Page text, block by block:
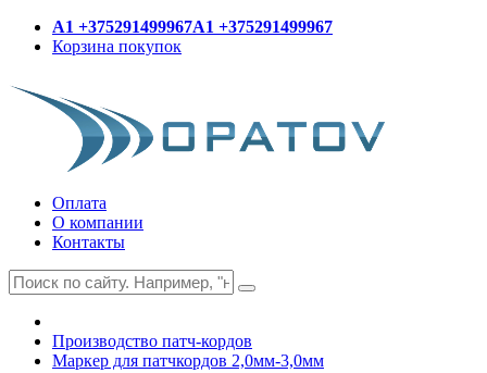
A1 +375291499967A1 +375291499967
Корзина покупок
Оплата
О компании
Контакты
Производство патч-кордов
Маркер для патчкордов 2,0мм-3,0мм